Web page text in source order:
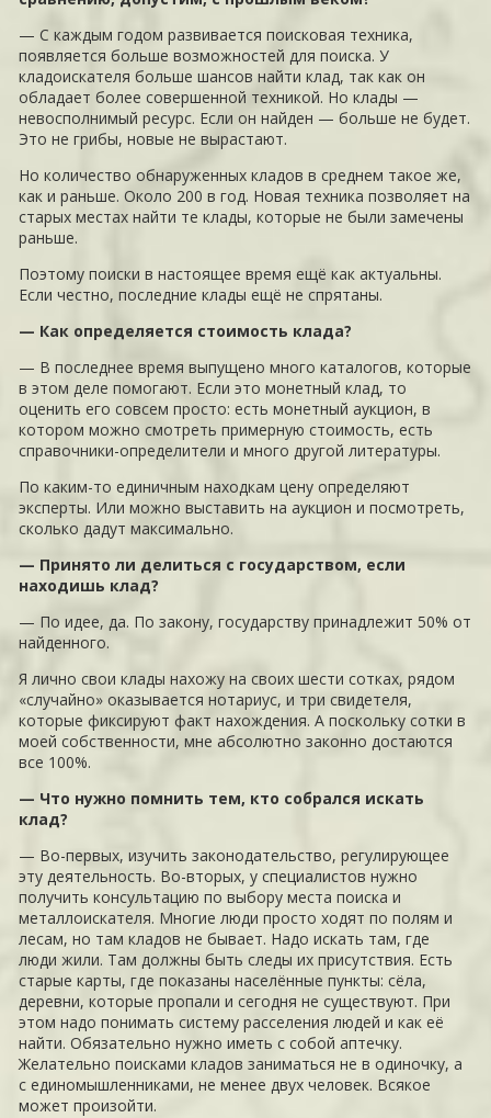
— С каждым годом развивается поисковая техника,
появляется больше возможностей для поиска. У
кладоискателя больше шансов найти клад, так как он
обладает более совершенной техникой. Но клады —
невосполнимый ресурс. Если он найден — больше не будет.
Это не грибы, новые не вырастают.
Но количество обнаруженных кладов в среднем такое же,
как и раньше. Около 200 в год. Новая техника позволяет на
старых местах найти те клады, которые не были замечены
раньше.
Поэтому поиски в настоящее время ещё как актуальны.
Если честно, последние клады ещё не спрятаны.
— Как определяется стоимость клада?
— В последнее время выпущено много каталогов, которые
в этом деле помогают. Если это монетный клад, то
оценить его совсем просто: есть монетный аукцион, в
котором можно смотреть примерную стоимость, есть
справочники-определители и много другой литературы.
По каким-то единичным находкам цену определяют
эксперты. Или можно выставить на аукцион и посмотреть,
сколько дадут максимально.
— Принято ли делиться с государством, если
находишь клад?
— По идее, да. По закону, государству принадлежит 50% от
найденного.
Я лично свои клады нахожу на своих шести сотках, рядом
«случайно» оказывается нотариус, и три свидетеля,
которые фиксируют факт нахождения. А поскольку сотки в
моей собственности, мне абсолютно законно достаются
все 100%.
— Что нужно помнить тем, кто собрался искать
клад?
— Во-первых, изучить законодательство, регулирующее
эту деятельность. Во-вторых, у специалистов нужно
получить консультацию по выбору места поиска и
металлоискателя. Многие люди просто ходят по полям и
лесам, но там кладов не бывает. Надо искать там, где
люди жили. Там должны быть следы их присутствия. Есть
старые карты, где показаны населённые пункты: сёла,
деревни, которые пропали и сегодня не существуют. При
этом надо понимать систему расселения людей и как её
найти. Обязательно нужно иметь с собой аптечку.
Желательно поисками кладов заниматься не в одиночку, а
с единомышленниками, не менее двух человек. Всякое
может произойти.